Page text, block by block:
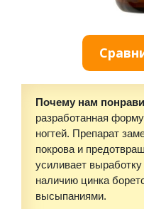
Почему нам
разработанная
ногтей. Препарат
покрова и
усиливает
наличию цинка
высыпаниями.